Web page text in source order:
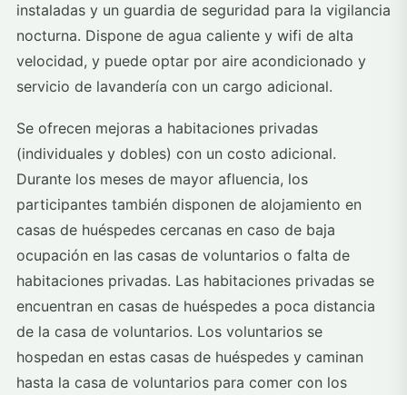
instaladas y un guardia de seguridad para la vigilancia
nocturna. Dispone de agua caliente y wifi de alta
velocidad, y puede optar por aire acondicionado y
servicio de lavandería con un cargo adicional.
Se ofrecen mejoras a habitaciones privadas
(individuales y dobles) con un costo adicional.
Durante los meses de mayor afluencia, los
participantes también disponen de alojamiento en
casas de huéspedes cercanas en caso de baja
ocupación en las casas de voluntarios o falta de
habitaciones privadas. Las habitaciones privadas se
encuentran en casas de huéspedes a poca distancia
de la casa de voluntarios. Los voluntarios se
hospedan en estas casas de huéspedes y caminan
hasta la casa de voluntarios para comer con los